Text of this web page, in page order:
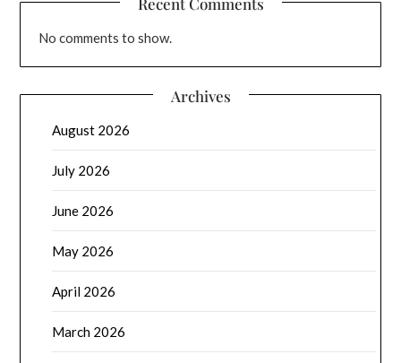
No comments to show.
Archives
August 2026
July 2026
June 2026
May 2026
April 2026
March 2026